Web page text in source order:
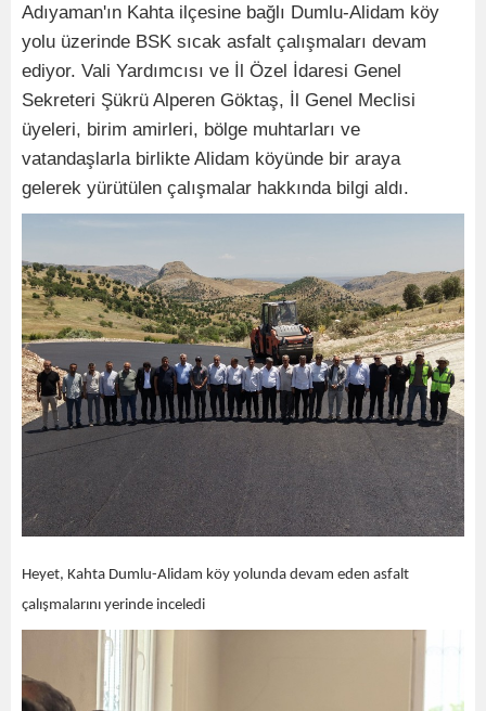
Adıyaman'ın Kahta ilçesine bağlı Dumlu-Alidam köy
yolu üzerinde BSK sıcak asfalt çalışmaları devam
ediyor. Vali Yardımcısı ve İl Özel İdaresi Genel
Sekreteri Şükrü Alperen Göktaş, İl Genel Meclisi
üyeleri, birim amirleri, bölge muhtarları ve
vatandaşlarla birlikte Alidam köyünde bir araya
gelerek yürütülen çalışmalar hakkında bilgi aldı.
Heyet, Kahta Dumlu-Alidam köy yolunda devam eden asfalt
çalışmalarını yerinde inceledi